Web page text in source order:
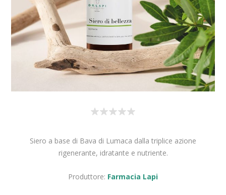
Siero a base di Bava di Lumaca dalla triplice azione
rigenerante, idratante e nutriente.
Produttore: Farmacia Lapi